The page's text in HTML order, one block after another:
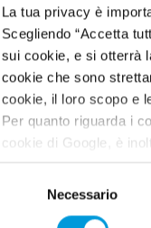
La tua privacy è
Scegliendo “Accetta
sui cookie, e si otterrà
cookie che sono
cookie, il loro scopo e
Per quanto riguarda i
cookie di Google, è
indirizzo:https://
Necessario